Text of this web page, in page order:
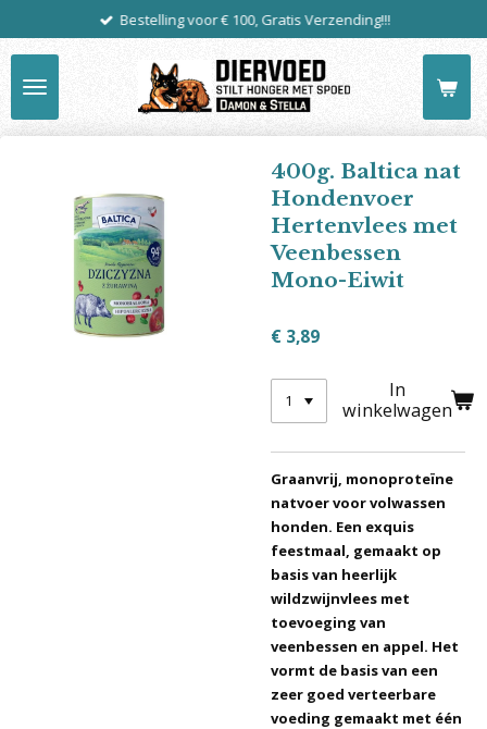
de
hoofdinhoud
Bestelling voor € 100, Gratis Verzending!!!
400g. Baltica nat
Hondenvoer
Hertenvlees met
Veenbessen
Mono-Eiwit
€ 3,89
In
winkelwagen
Graanvrij, monoproteïne
natvoer voor volwassen
honden. Een exquis
feestmaal, gemaakt op
basis van heerlijk
wildzwijnvlees met
toevoeging van
veenbessen en appel. Het
vormt de basis van een
zeer goed verteerbare
voeding gemaakt met één